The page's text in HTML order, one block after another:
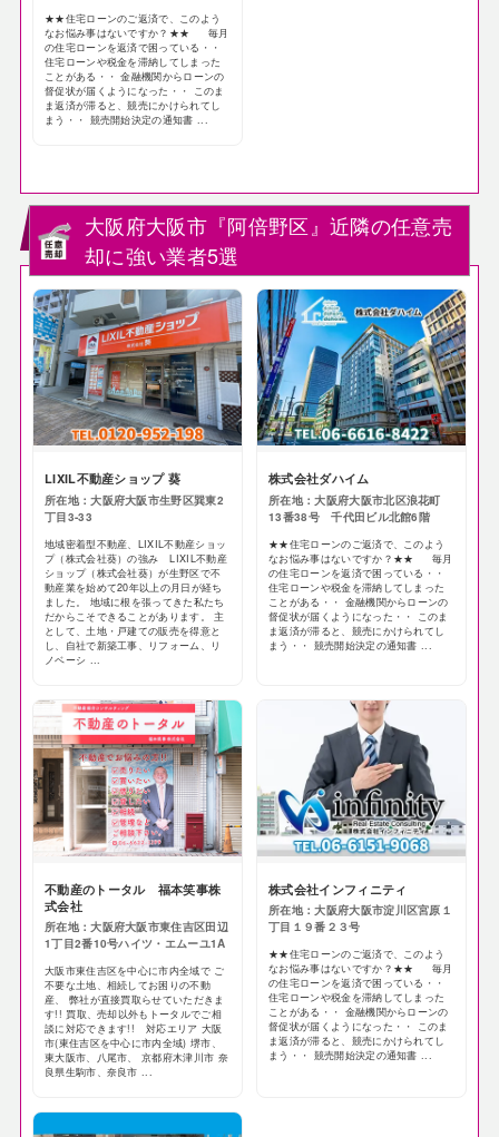
★★住宅ローンのご返済で、このよう
なお悩み事はないですか？★★ 毎月
の住宅ローンを返済で困っている・・
住宅ローンや税金を滞納してしまった
ことがある・・ 金融機関からローンの
督促状が届くようになった・・ このま
ま返済が滞ると、競売にかけられてし
まう・・ 競売開始決定の通知書 ...
大阪府大阪市『阿倍野区』近隣の任意売
却に強い業者5選
LIXIL不動産ショップ 葵
所在地：大阪府大阪市生野区巽東2
丁目3-33
地域密着型不動産、LIXIL不動産ショッ
プ（株式会社葵）の強み LIXIL不動産
ショップ（株式会社葵）が生野区で不
動産業を始めて20年以上の月日が経ち
ました。 地域に根を張ってきた私たち
だからこそできることがあります。 主
として、土地・戸建ての販売を得意と
し、自社で新築工事、リフォーム、リ
ノベーシ ...
株式会社ダハイム
所在地：大阪府大阪市北区浪花町
13番38号 千代田ビル北館6階
★★住宅ローンのご返済で、このよう
なお悩み事はないですか？★★ 毎月
の住宅ローンを返済で困っている・・
住宅ローンや税金を滞納してしまった
ことがある・・ 金融機関からローンの
督促状が届くようになった・・ このま
ま返済が滞ると、競売にかけられてし
まう・・ 競売開始決定の通知書 ...
不動産のトータル 福本笑事株
式会社
所在地：大阪府大阪市東住吉区田辺
1丁目2番10号ハイツ・エムーユ1A
大阪市東住吉区を中心に市内全域で ご
不要な土地、相続してお困りの不動
産、 弊社が直接買取らせていただきま
す!! 買取、売却以外もトータルでご相
談に対応できます!! 対応エリア 大阪
市(東住吉区を中心に市内全域) 堺市、
東大阪市、八尾市、 京都府木津川市 奈
良県生駒市、奈良市 ...
株式会社インフィニティ
所在地：大阪府大阪市淀川区宮原１
丁目１９番２３号
★★住宅ローンのご返済で、このよう
なお悩み事はないですか？★★ 毎月
の住宅ローンを返済で困っている・・
住宅ローンや税金を滞納してしまった
ことがある・・ 金融機関からローンの
督促状が届くようになった・・ このま
ま返済が滞ると、競売にかけられてし
まう・・ 競売開始決定の通知書 ...